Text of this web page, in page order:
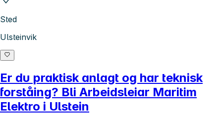
Sted
Ulsteinvik
Er du praktisk anlagt og har teknisk
forståing? Bli Arbeidsleiar Maritim
Elektro i Ulstein